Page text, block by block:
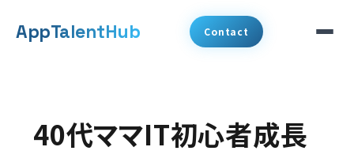
メ
AppTalentHub Contact
代表挨拶
40代ママIT初心者成長